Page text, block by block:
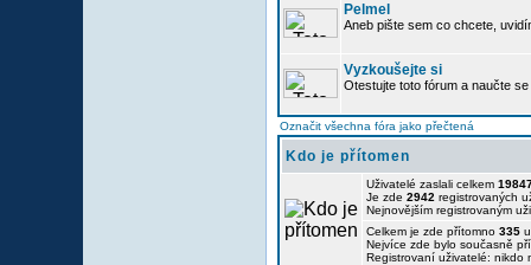
Pelmel
Aneb pište sem co chcete,
Vyzkoušejte si
Otestujte toto fórum a naučte
Označit všechna fóra jako přečtená
Kdo je přítomen
Uživatelé zaslali celkem
Je zde 2942 registrovaných
Nejnovějším registrovaným
Celkem je zde přítomno 335
Nejvíce zde bylo současně
Registrovaní uživatelé: nikdo